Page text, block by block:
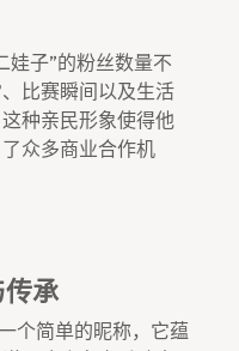
娃子”的粉丝数量不
比赛瞬间以及生活
种亲民形象使得他
众多商业合作机
承
个简单的昵称，它蕴